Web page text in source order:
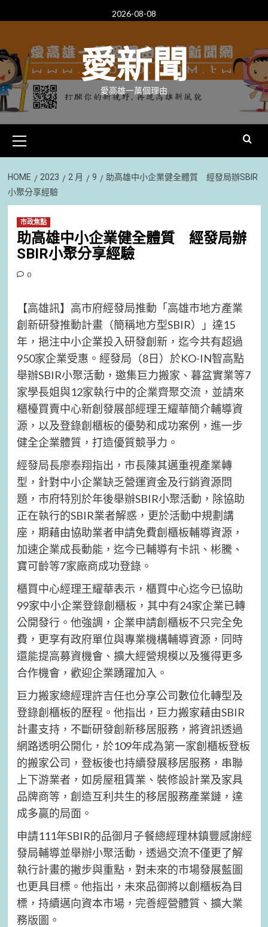
to
2026-08-08
愛新聞
愛高雄一萬個理由
Menu
HOME 2023 2 月 9
助高雄中小企業健全體質 經發局辦SBIR
小聚分享經驗
市政焦點
助高雄中小企業健全體質 經發局辦
SBIR小聚分享經驗
0
【高雄訊】高市府經發局推動「高雄市地方產業
創新研發推動計畫（簡稱地方型SBIR）」達15
年，挹注中小企業投入研發創新，迄今共有超過
950家企業受惠。經發局（8日）於KO-IN智高點
舉辦SBIR小聚活動，邀集巨力搬家、暮盆實業等7
家學長姐與12家執行中的企業齊聚交流，並請來
櫃檯買賣中心新創發展部經理王耀華簡介輔導資
源，以及登錄創櫃板的優勢和成功案例，進一步
健全企業體質，打造優質競爭力。
經發局長廖泰翔指出，市長陳其邁重視產業轉
型，針對中小企業缺乏營運資金及行銷資源問
題，市府特別於年後舉辦SBIR小聚活動，除協助
正在執行的SBIR業者解惑，更於活動中規劃講
座，期藉由協助業者申請免費創櫃板輔導資源，
加速企業成長動能，迄今已輔導有卡訊、彬騰、
寶可齡等7家廠商成功登錄。
櫃買中心經理王耀華表示，櫃買中心迄今已協助
99家中小企業登錄創櫃板，其中有24家企業已轉
公開發行。他強調，企業申請創櫃板不只完全免
費，更享有政府單位與專業機構輔導資源，同時
還能提高募資機會、擴大經營規模以及獲得更多
合作機會，歡迎企業踴躍加入。
巨力搬家總經理許吉任也分享公司數位化轉型及
登錄創櫃板的歷程。他指出，巨力搬家藉由SBIR
計畫支持，不斷研發創新移居服務，將資訊透過
網路透明公開化，於109年成為第一家創櫃板登板
的搬家公司，登板後也持續發展移居服務，串聯
上下游業者，如房屋租賃業、裝修設計業及家具
品牌商等，創造互利共生的移居服務產業鏈，達
成多贏的局面。
申請111年SBIR的品御月子餐總經理林鎮豐感謝經
發局輔導並舉辦小聚活動，透過交流不僅更了解
執行計畫的撇步與重點，對未來的市場發展藍圖
也更具目標。他指出，未來品御將以創櫃板為目
標，持續邁向資本市場，完善經營體質、擴大業
務版圖。